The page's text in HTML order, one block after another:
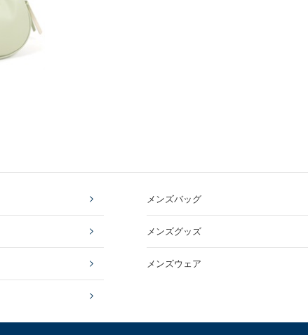
メンズバッグ
メンズグッズ
メンズウェア